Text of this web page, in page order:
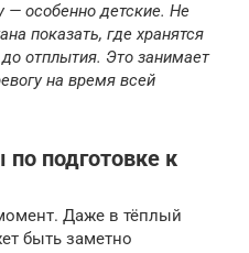
— особенно детские. Не
показать, где хранятся
отплытия. Это занимает
на время всей
подготовке к
Даже в тёплый
быть заметно